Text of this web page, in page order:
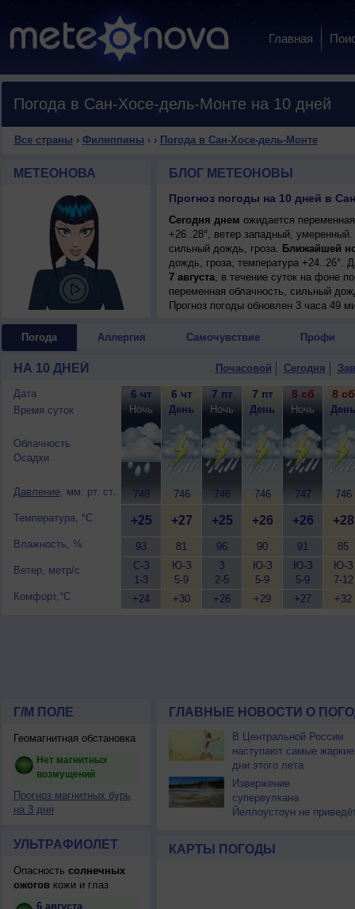
Главная
Погода в Сан-Хосе-дель-Монте на 10 дней
Все страны › Филиппины › › Погода в Сан-Хосе-дель-Монте
МЕТЕОНОВА БЛОГ МЕТЕОНОВЫ
Прогноз погоды на 10 дней в
Сегодня днем ожидается
+26..28°, ветер западный,
сильный дождь, гроза. Ближайшей
дождь, гроза, температура +24..26°.
7 августа, в течение суток на фоне
переменная облачность, сильный
ветер юго-западный, умеренный.
ночью +25..27°, днем +27..29°,
переменная облачность, сильный
западный, сильный, порывы до 17 м/
10 августа , ожидается переменная
ночью +25..27°, днем +27..29°,
Прогноз погоды обновлен 3 часа 49
Погода Аллергия Самочувствие Профи
НА 10 ДНЕЙ Почасовой Сегодня
Дата
Время суток
Облачность
Осадки
Давление, мм. рт. ст.
Температура, °C
Влажность, %
Ветер, метр/с
Комфорт,°C
6 чт
Ночь
748
+25
93
С-З
1-3
+24
6 чт
День
746
+27
81
Ю-З
5-9
+30
7 пт
Ночь
746
+25
96
З
2-5
+26
7 пт
День
746
+26
90
Ю-З
5-9
+29
8 сб
Ночь
747
+26
91
Ю-З
5-9
+27
8 сб
День
746
+28
85
Ю-З
7-12
+32
Г/М ПОЛЕ
Геомагнитная обстановка
Нет магнитных
возмущений
Прогноз магнитных бурь
на 3 дня
УЛЬТРАФИОЛЕТ
Опасность солнечных
ожоговкожи и глаз
6 августа
ГЛАВНЫЕ НОВОСТИ О
В Центральной России
наступают самые жаркие
дни этого лета
Извержение
супервулкана
Йеллоустоун не
КАРТЫ ПОГОДЫ